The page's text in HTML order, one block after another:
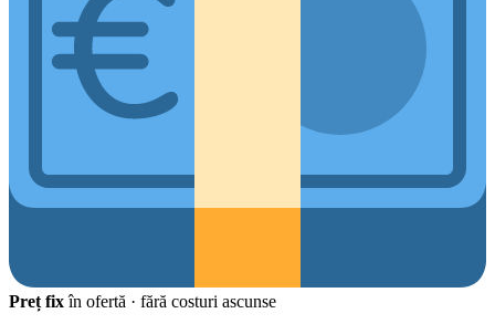
Preț fixîn ofertă · fără costuri ascunse